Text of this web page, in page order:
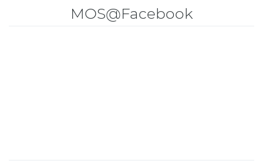
MOS@Facebook